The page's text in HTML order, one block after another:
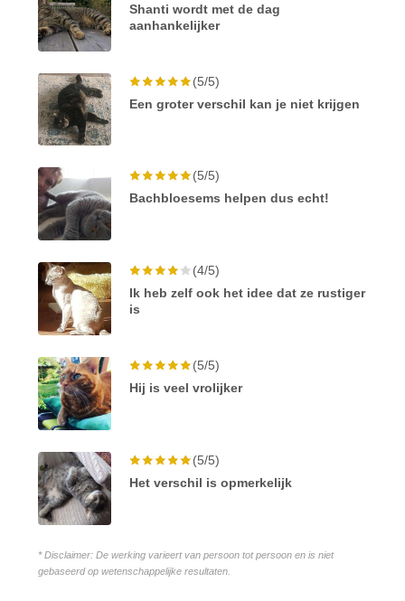
Shanti wordt met de dag
aanhankelijker
(5/5)
Een groter verschil kan je niet krijgen
(5/5)
Bachbloesems helpen dus echt!
(4/5)
Ik heb zelf ook het idee dat ze rustiger
is
(5/5)
Hij is veel vrolijker
(5/5)
Het verschil is opmerkelijk
* Disclaimer: De werking varieert van persoon tot persoon en is niet
gebaseerd op wetenschappelijke resultaten.